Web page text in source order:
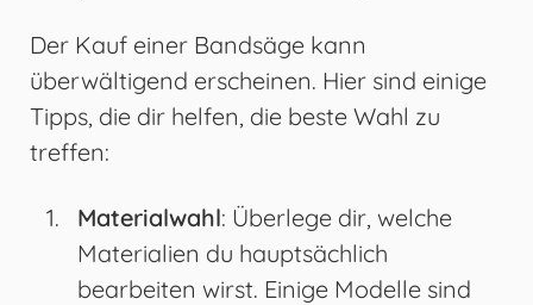
Der Kauf einer Bandsäge kann
überwältigend erscheinen. Hier sind einige
Tipps, die dir helfen, die beste Wahl zu
treffen:
Materialwahl: Überlege dir, welche
Materialien du hauptsächlich
bearbeiten wirst. Einige Modelle sind